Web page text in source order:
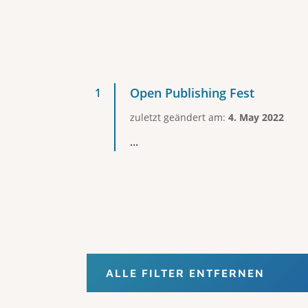
Open Publishing Fest
zuletzt geändert am: 4. May 2022
...
ALLE FILTER ENTFERNEN